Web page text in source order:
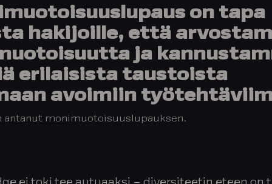
on tapa
hakijoille, että
ja
erilaisista taustoista
avoimiin
antanut monimuotoisuuslupauksen.